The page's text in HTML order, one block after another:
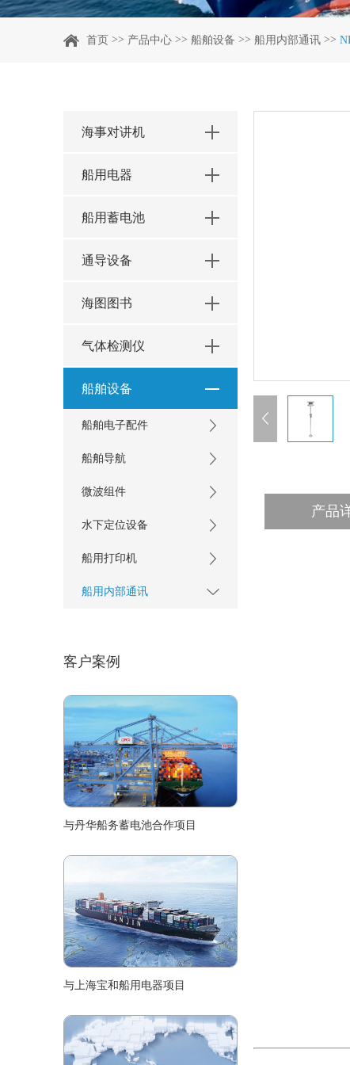
首页 >> 产品中心 >> 船舶设备 >> 船用内部通讯 >>
产品
海事对讲机
船用电器
船用蓄电池
通导设备
海图图书
气体检测仪
船舶设备
船舶电子配件
船舶导航
微波组件
水下定位设备
船用打印机
船用内部通讯
客户案例
与丹华船务蓄电池合作项目
与上海宝和船用电器项目